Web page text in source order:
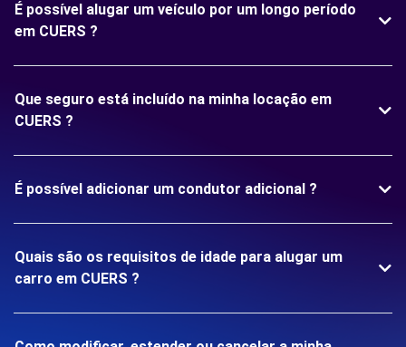
É possível alugar um veículo por um longo período
em CUERS ?
Que seguro está incluído na minha locação em
CUERS ?
É possível adicionar um condutor adicional ?
Quais são os requisitos de idade para alugar um
carro em CUERS ?